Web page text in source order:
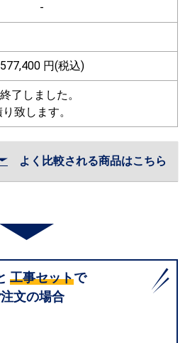
円(税込)
了しました。
致します。
よく比較される商品はこちら
工事セットで
文の場合